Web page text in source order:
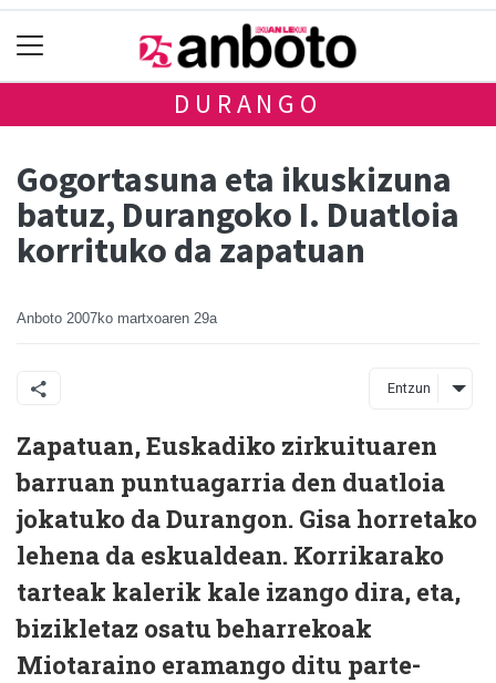
DURANGO
Gogortasuna eta ikuskizuna
batuz, Durangoko I. Duatloia
korrituko da zapatuan
Anboto 2007ko martxoaren 29a
Entzun
Zapatuan, Euskadiko zirkuituaren
barruan puntuagarria den duatloia
jokatuko da Durangon. Gisa horretako
lehena da eskualdean. Korrikarako
tarteak kalerik kale izango dira, eta,
bizikletaz osatu beharrekoak
Miotaraino eramango ditu parte-